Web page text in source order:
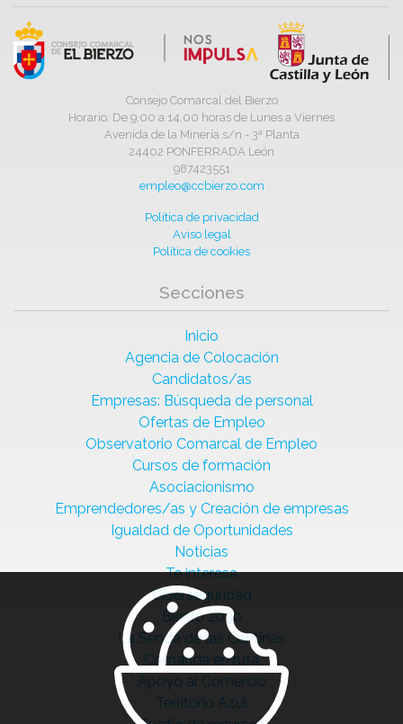
Consejo Comarcal del Bierzo
Horario: De 9,00 a 14,00 horas de Lunes a Viernes
Avenida de la Minería s/n - 3ª Planta
24402 PONFERRADA León
987423551
empleo@ccbierzo.com
Política de privacidad
Aviso legal
Política de cookies
Secciones
Inicio
Agencia de Colocación
Candidatos/as
Empresas: Búsqueda de personal
Ofertas de Empleo
Observatorio Comarcal de Empleo
Cursos de formación
Asociacionismo
Emprendedores/as y Creación de empresas
Igualdad de Oportunidades
Noticias
Te interesa
Ciberseguridad
Bierzo 2030
La Senda de las Cantinas
Comanda en ruta
Apoyo al Comercio
Territorio Azul